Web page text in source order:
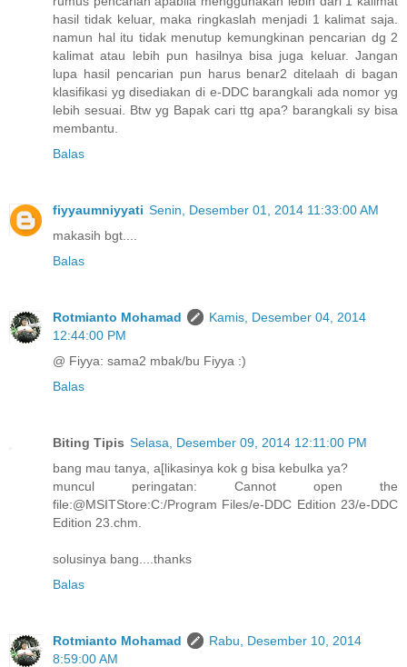
hasil tidak keluar, maka ringkaslah menjadi 1 kalimat saja.
namun hal itu tidak menutup kemungkinan pencarian dg 2
kalimat atau lebih pun hasilnya bisa juga keluar. Jangan
lupa hasil pencarian pun harus benar2 ditelaah di bagan
klasifikasi yg disediakan di e-DDC barangkali ada nomor yg
lebih sesuai. Btw yg Bapak cari ttg apa? barangkali sy bisa
membantu.
Balas
fiyyaumniyyati Senin, Desember 01, 2014 11:33:00 AM
makasih bgt....
Balas
Rotmianto Mohamad
Kamis, Desember 04, 2014
12:44:00 PM
@ Fiyya: sama2 mbak/bu Fiyya :)
Balas
Biting Tipis Selasa, Desember 09, 2014 12:11:00 PM
bang mau tanya, a[likasinya kok g bisa kebulka ya?
muncul peringatan: Cannot open the
file:@MSITStore:C:/Program Files/e-DDC Edition 23/e-DDC
Edition 23.chm.
solusinya bang....thanks
Balas
Rotmianto Mohamad
Rabu, Desember 10, 2014
8:59:00 AM